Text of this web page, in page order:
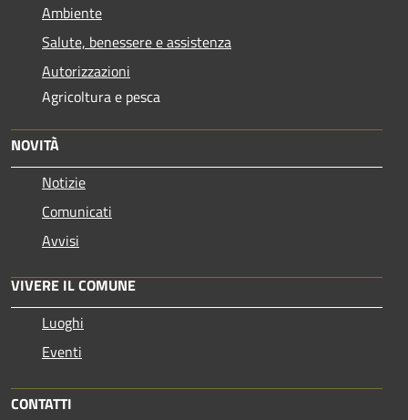
Ambiente
Salute, benessere e assistenza
Autorizzazioni
Agricoltura e pesca
NOVITÀ
Notizie
Comunicati
Avvisi
VIVERE IL COMUNE
Luoghi
Eventi
CONTATTI